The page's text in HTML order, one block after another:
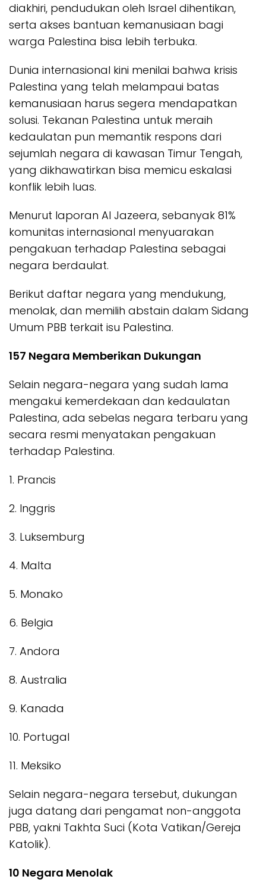
diakhiri, pendudukan oleh Israel dihentikan,
serta akses bantuan kemanusiaan bagi
warga Palestina bisa lebih terbuka.
Dunia internasional kini menilai bahwa krisis
Palestina yang telah melampaui batas
kemanusiaan harus segera mendapatkan
solusi. Tekanan Palestina untuk meraih
kedaulatan pun memantik respons dari
sejumlah negara di kawasan Timur Tengah,
yang dikhawatirkan bisa memicu eskalasi
konflik lebih luas.
Menurut laporan Al Jazeera, sebanyak 81%
komunitas internasional menyuarakan
pengakuan terhadap Palestina sebagai
negara berdaulat.
Berikut daftar negara yang mendukung,
menolak, dan memilih abstain dalam Sidang
Umum PBB terkait isu Palestina.
157 Negara Memberikan Dukungan
Selain negara-negara yang sudah lama
mengakui kemerdekaan dan kedaulatan
Palestina, ada sebelas negara terbaru yang
secara resmi menyatakan pengakuan
terhadap Palestina.
1. Prancis
2. Inggris
3. Luksemburg
4. Malta
5. Monako
6. Belgia
7. Andora
8. Australia
9. Kanada
10. Portugal
11. Meksiko
Selain negara-negara tersebut, dukungan
juga datang dari pengamat non-anggota
PBB, yakni Takhta Suci (Kota Vatikan/Gereja
Katolik).
10 Negara Menolak